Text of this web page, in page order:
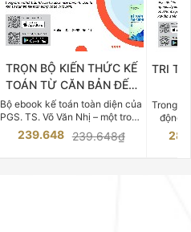
TRỌN BỘ KIẾN THỨC KẾ
TOÁN TỪ CĂN BẢN ĐẾN
CHUYÊN SÂU
Bộ ebook kế toán toàn diện của
PGS. TS. Võ Văn Nhị – một trong
những chuyên gia hàng đầu,
giàu kinh nghiệm trong lĩnh vực
239.648 239.648₫
TRI
Trong
động
việc
tế và